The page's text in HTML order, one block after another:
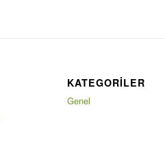
KATEGORILER
Genel